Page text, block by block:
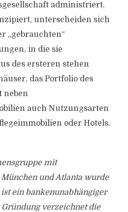
administriert.
unterscheiden sich
„gebrauchten“
in die sie
des ersteren stehen
das Portfolio des
neben
auch Nutzungsarten
oder Hotels.
mit
und Atlanta wurde
ein bankenunabhängiger
Gründung verzeichnet die